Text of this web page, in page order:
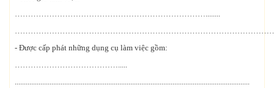
………………………………………………………………........
- Được cấp phát những dụng cụ làm việc gồm:
………………………………….....
................................................................................................................................